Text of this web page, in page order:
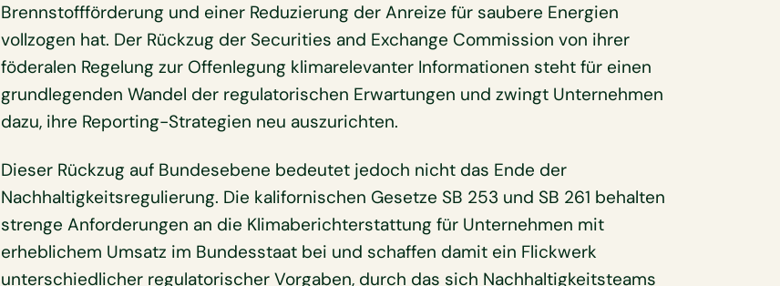
Brennstoffförderung und einer Reduzierung der Anreize für saubere Energien
vollzogen hat. Der Rückzug der Securities and Exchange Commission von ihrer
föderalen Regelung zur Offenlegung klimarelevanter Informationen steht für einen
grundlegenden Wandel der regulatorischen Erwartungen und zwingt Unternehmen
dazu, ihre Reporting-Strategien neu auszurichten.
Dieser Rückzug auf Bundesebene bedeutet jedoch nicht das Ende der
Nachhaltigkeitsregulierung. Die kalifornischen Gesetze SB 253 und SB 261 behalten
strenge Anforderungen an die Klimaberichterstattung für Unternehmen mit
erheblichem Umsatz im Bundesstaat bei und schaffen damit ein Flickwerk
unterschiedlicher regulatorischer Vorgaben, durch das sich Nachhaltigkeitsteams